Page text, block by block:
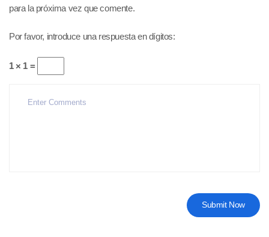
para la próxima vez que comente.
Por favor, introduce una respuesta en dígitos:
1 × 1 =